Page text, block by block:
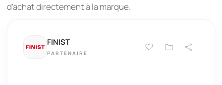
d'achat directement à la marque.
FINIST
PARTENAIRE